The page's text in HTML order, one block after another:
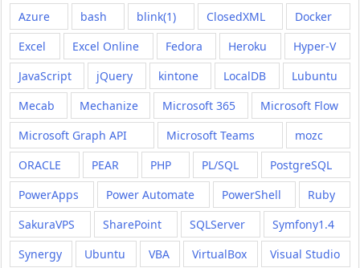
Azure bash blink(1) ClosedXML
Docker
Excel
Excel Online Fedora Heroku
Hyper-V
JavaScript
jQuery kintone LocalDB
Lubuntu
Mecab
Mechanize Microsoft 365
Microsoft Flow
Microsoft Graph API
Microsoft Teams
mozc
ORACLE
PEAR PHP PL/SQL
PostgreSQL
PowerApps
Power Automate PowerShell
Ruby
SakuraVPS
SharePoint SQLServer
Symfony1.4
Synergy
Ubuntu VBA VirtualBox
Visual Studio